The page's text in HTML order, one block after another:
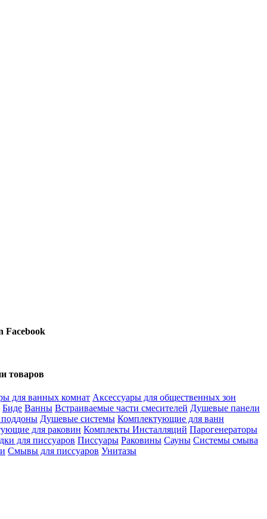
Facebook
товаров
для ванных комнат Аксессуары для общественных зон
Биде Ванны Встраиваемые части смесителей Душевые панели
Душевые системы Комплектующие для ванн
для раковин Комплекты Инсталляций Парогенераторы
для писсуаров Писсуары Раковины Сауны Системы смыва
Смывы для писсуаров Унитазы